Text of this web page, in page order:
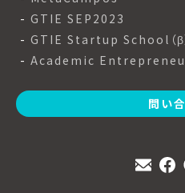
GTIE SEP2023
GTIE Startup School（β
Academic
問い